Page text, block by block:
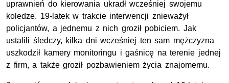
uprawnień do kierowania ukradł wcześniej swojemu
koledze. 19-latek w trakcie interwencji znieważył
policjantów, a jednemu z nich groził pobiciem. Jak
ustalili śledczy, kilka dni wcześniej ten sam mężczyzna
uszkodził kamery monitoringu i gaśnicę na terenie jednej
z firm, a także groził pozbawieniem życia znajomemu.